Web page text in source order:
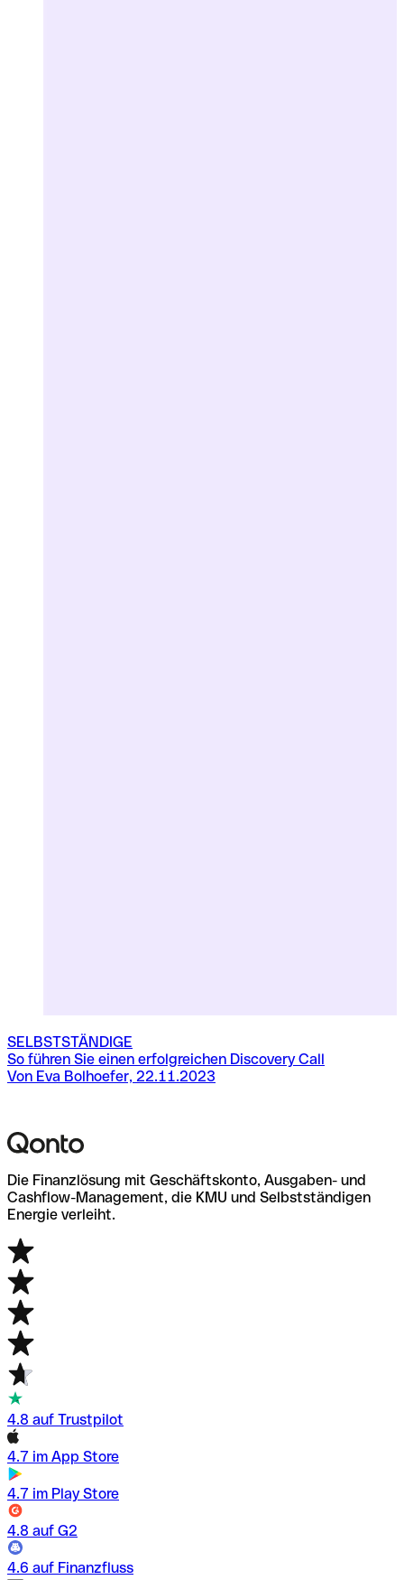
SELBSTSTÄNDIGE
So führen Sie einen erfolgreichen Discovery Call
Von Eva Bolhoefer, 22.11.2023
Die Finanzlösung mit Geschäftskonto, Ausgaben- und
Cashflow-Management, die KMU und Selbstständigen
Energie verleiht.
4.8 auf Trustpilot
4.7 im App Store
4.7 im Play Store
4.8 auf G2
4.6 auf Finanzfluss